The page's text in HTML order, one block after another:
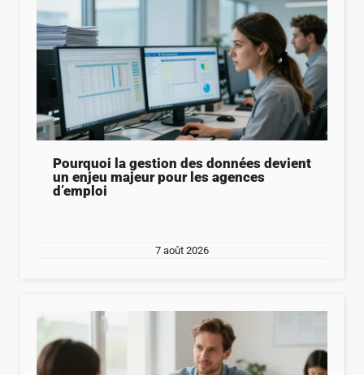
Pourquoi la gestion des données devient
un enjeu majeur pour les agences
d’emploi
7 août 2026